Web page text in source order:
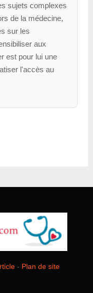
sujets complexes
de la médecine,
sur les
aux
est pour lui une
l'accès au
- Plan de site